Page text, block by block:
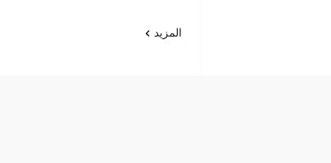
المزيد